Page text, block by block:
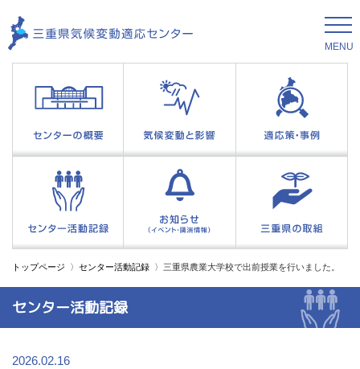
MENU
トップページ センター活動記録 三重県農業大学校で出前授業を行いました。
センター活動記録
2026.02.16